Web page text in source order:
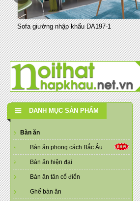
Sofa giường nhập khẩu DA197-1
DANH MỤC SẢN PHẨM
Bàn ăn
Bàn ăn phong cách Bắc Âu
Bàn ăn hiện đại
Bàn ăn tân cổ điển
Ghế bàn ăn